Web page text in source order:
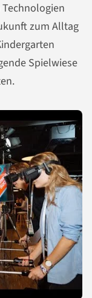
zum Alltag
Spielwiese